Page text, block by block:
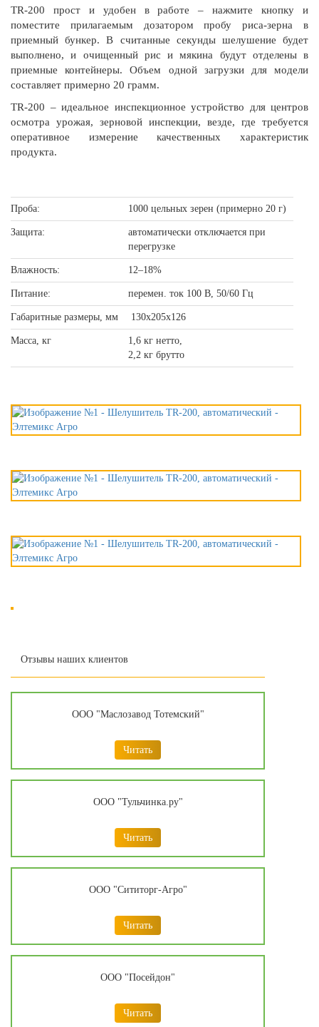
TR-200 прост и удобен в работе – нажмите кнопку и
поместите прилагаемым дозатором пробу риса-зерна в
приемный бункер. В считанные секунды шелушение будет
выполнено, и очищенный рис и мякина будут отделены в
приемные контейнеры. Объем одной загрузки для модели
составляет примерно 20 грамм.
TR-200 – идеальное инспекционное устройство для центров
осмотра урожая, зерновой инспекции, везде, где требуется
оперативное измерение качественных характеристик
продукта.
Проба: 1000 цельных зерен (примерно 20 г)
Защита:
автоматически отключается при
перегрузке
Влажность: 12–18%
Питание: перемен. ток 100 В, 50/60 Гц
Габаритные размеры, мм 130х205х126
Масса, кг
1,6 кг нетто,
2,2 кг брутто
Отзывы наших клиентов
ООО "Маслозавод Тотемский"
Читать
ООО "Тульчинка.ру"
Читать
ООО "Сититорг-Агро"
Читать
ООО "Посейдон"
Читать